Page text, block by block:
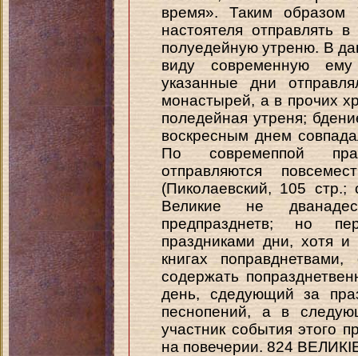
время». Таким образом
настоятеля отправлять
полуедейную утреню. В
виду современную
указанные дни
монастырей, а в прочих
поледейная утреня;
воскресным днем
По совремеппой
отправляются
(Пиколаевский, 105
Великие не
предпразднетв; но
праздниками дни, хотя
книгах
содержать
день, сдедующий за
песнопений, а в
участник события этого
на повечерии. 824